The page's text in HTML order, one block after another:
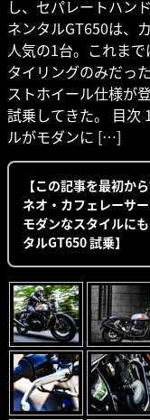
し、セパレートハン
ネンタルGT650は、
人気の1台。これま
タイリングのみだっ
ストホイール仕様が
試乗してきた。 目次
ルがモダンに […]
【この記事を最初から
ネオ・カフェレーサ
モダンなスタイルに
タルGT650 試乗】